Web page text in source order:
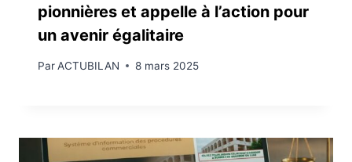
pionnières et appelle à l’action pour
un avenir égalitaire
ParACTUBILAN 8 mars 2025